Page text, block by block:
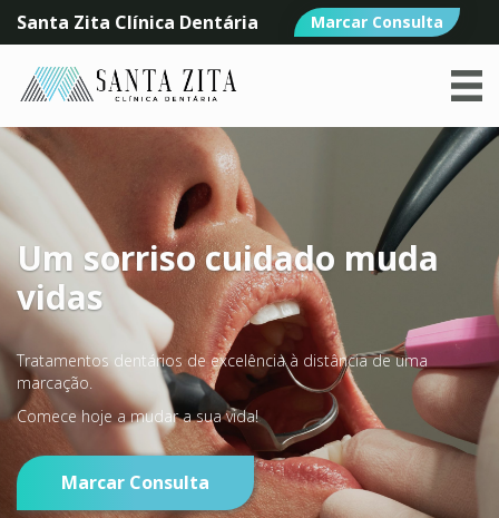
Santa Zita Clínica Dentária Marcar Consulta
Um sorriso cuidado muda
vidas
Tratamentos dentários de excelência à distância de uma
marcação.
Comece hoje a mudar a sua vida!
Marcar Consulta